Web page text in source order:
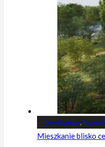
Deweloperzy,
Mieszkanie blisko